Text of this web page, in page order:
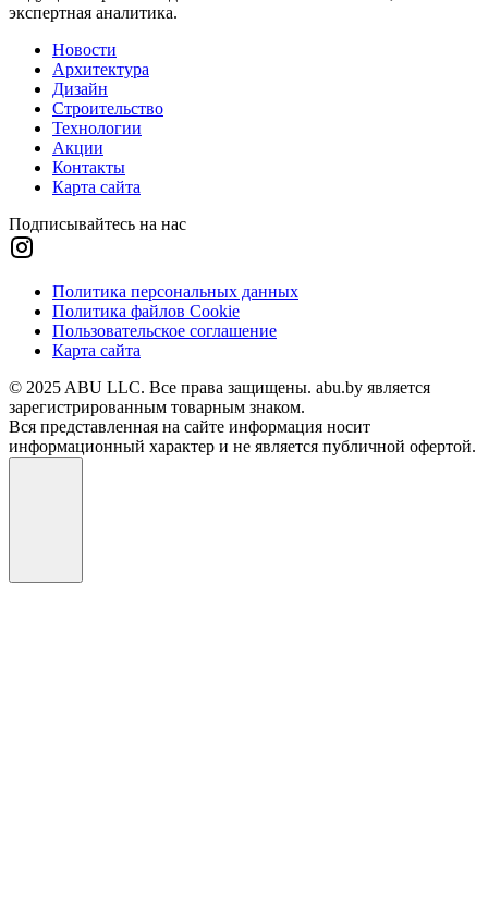
экспертная аналитика.
Новости
Архитектура
Дизайн
Строительство
Технологии
Акции
Контакты
Карта сайта
Подписывайтесь на нас
Политика персональных данных
Политика файлов Cookie
Пользовательское соглашение
Карта сайта
© 2025 ABU LLC. Все права защищены. abu.by является
зарегистрированным товарным знаком.
Вся представленная на сайте информация носит
информационный характер и не является публичной офертой.